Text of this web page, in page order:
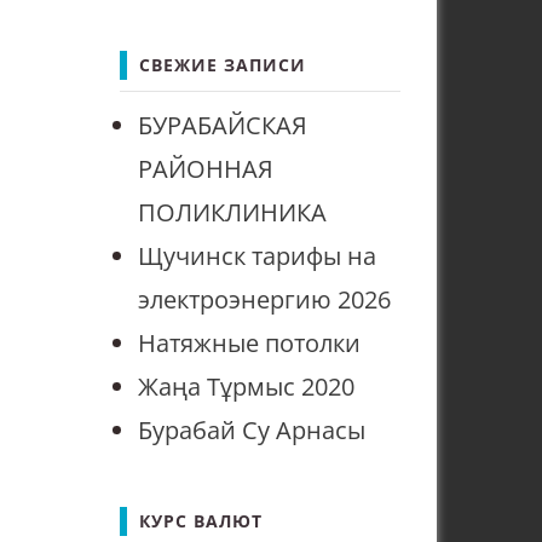
СВЕЖИЕ ЗАПИСИ
БУРАБАЙСКАЯ
РАЙОННАЯ
ПОЛИКЛИНИКА
Щучинск тарифы на
электроэнергию 2026
Натяжные потолки
Жаңа Тұрмыс 2020
Бурабай Су Арнасы
КУРС ВАЛЮТ